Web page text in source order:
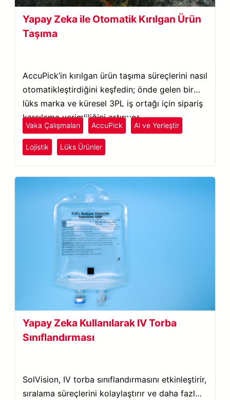
Yapay Zeka ile Otomatik Kırılgan Ürün
Taşıma
AccuPick’in kırılgan ürün taşıma süreçlerini nasıl
otomatikleştirdiğini keşfedin; önde gelen bir
lüks marka ve küresel 3PL iş ortağı için sipariş
karşılama verimliliğini artırıyor.
Vaka Çalışmaları AccuPick Al ve Yerleştir
Lojistik Lüks Ürünler
Yapay Zeka Kullanılarak IV Torba
Sınıflandırması
SolVision, IV torba sınıflandırmasını etkinleştirir,
sıralama süreçlerini kolaylaştırır ve daha fazla